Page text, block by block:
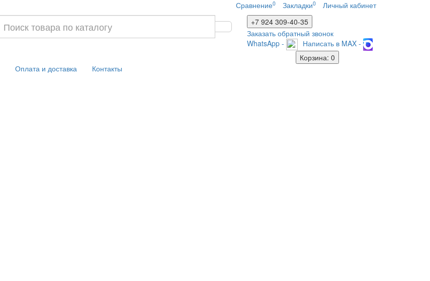
Сравнение0 Закладки0 Личный кабинет
+7 924 309-40-35
Заказать обратный звонок
WhatsApp -
Написать в MAX -
Оплата и доставка Контакты
Корзина: 0